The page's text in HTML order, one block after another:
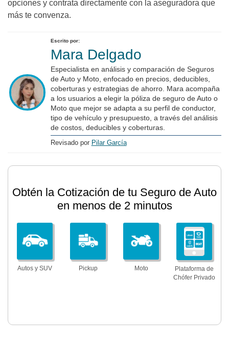
opciones y contrata directamente con la aseguradora que
más te convenza.
Escrito por:
Mara Delgado
Especialista en análisis y comparación de Seguros
de Auto y Moto, enfocado en precios, deducibles,
coberturas y estrategias de ahorro. Mara acompaña
a los usuarios a elegir la póliza de seguro de Auto o
Moto que mejor se adapta a su perfil de conductor,
tipo de vehículo y presupuesto, a través del análisis
de costos, deducibles y coberturas.
Revisado por Pilar García
Obtén la Cotización de tu Seguro de Auto
en menos de 2 minutos
Autos y SUV Pickup Moto
Plataforma de
Chófer Privado